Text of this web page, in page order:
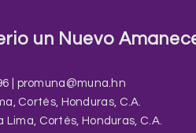
| promuna@muna.hn
Cortés, Honduras, C.A.
Lima, Cortés, Honduras, C.A.
un Nuevo